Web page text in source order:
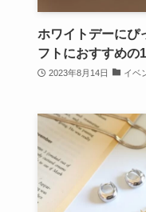
ホワイトデーにぴ
フトにおすすめの
2023年8月14日 イベ